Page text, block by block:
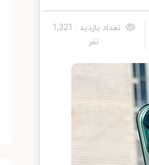
تعداد بازدید : 1,321
نفر